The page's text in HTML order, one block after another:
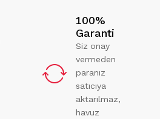
100%
Garanti
Siz onay
vermeden
paranız
satıcıya
aktarılmaz,
havuz